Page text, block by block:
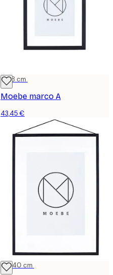
13x18 cm
Moebe marco A
43,45 €
30x40 cm